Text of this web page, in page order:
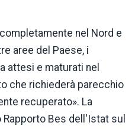
completamente nel Nord e
aree del Paese, i
attesi e maturati nel
che richiederà parecchio
recuperato». La
Bes dell'Istat sul